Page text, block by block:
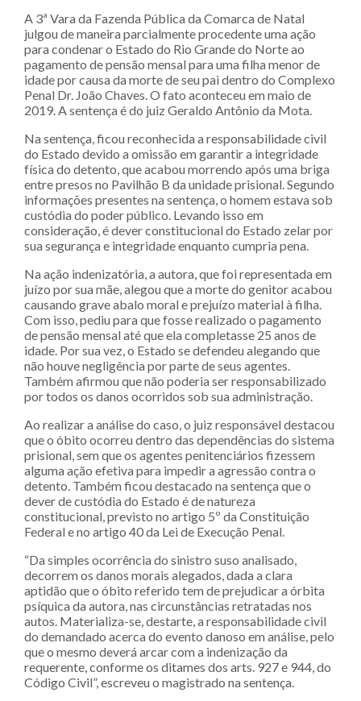
A 3ª Vara da Fazenda Pública da Comarca de Natal
julgou de maneira parcialmente procedente uma ação
para condenar o Estado do Rio Grande do Norte ao
pagamento de pensão mensal para uma filha menor de
idade por causa da morte de seu pai dentro do Complexo
Penal Dr. João Chaves. O fato aconteceu em maio de
2019. A sentença é do juiz Geraldo Antônio da Mota.
Na sentença, ficou reconhecida a responsabilidade civil
do Estado devido a omissão em garantir a integridade
física do detento, que acabou morrendo após uma briga
entre presos no Pavilhão B da unidade prisional. Segundo
informações presentes na sentença, o homem estava sob
custódia do poder público. Levando isso em
consideração, é dever constitucional do Estado zelar por
sua segurança e integridade enquanto cumpria pena.
Na ação indenizatória, a autora, que foi representada em
juízo por sua mãe, alegou que a morte do genitor acabou
causando grave abalo moral e prejuízo material à filha.
Com isso, pediu para que fosse realizado o pagamento
de pensão mensal até que ela completasse 25 anos de
idade. Por sua vez, o Estado se defendeu alegando que
não houve negligência por parte de seus agentes.
Também afirmou que não poderia ser responsabilizado
por todos os danos ocorridos sob sua administração.
Ao realizar a análise do caso, o juiz responsável destacou
que o óbito ocorreu dentro das dependências do sistema
prisional, sem que os agentes penitenciários fizessem
alguma ação efetiva para impedir a agressão contra o
detento. Também ficou destacado na sentença que o
dever de custódia do Estado é de natureza
constitucional, previsto no artigo 5º da Constituição
Federal e no artigo 40 da Lei de Execução Penal.
“Da simples ocorrência do sinistro suso analisado,
decorrem os danos morais alegados, dada a clara
aptidão que o óbito referido tem de prejudicar a órbita
psíquica da autora, nas circunstâncias retratadas nos
autos. Materializa-se, destarte, a responsabilidade civil
do demandado acerca do evento danoso em análise, pelo
que o mesmo deverá arcar com a indenização da
requerente, conforme os ditames dos arts. 927 e 944, do
Código Civil”, escreveu o magistrado na sentença.